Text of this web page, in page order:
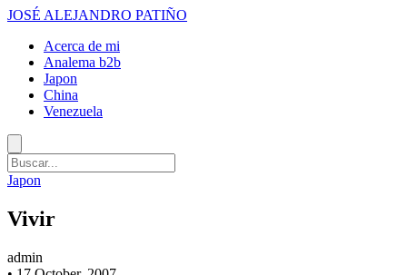
JOSÉ ALEJANDRO PATIÑO
Acerca de mi
Analema b2b
Japon
China
Venezuela
Japon
Vivir
admin